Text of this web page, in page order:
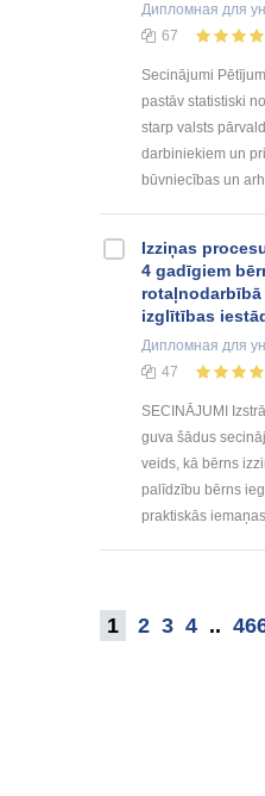
Дипломная для
67
Secinājumi
pastāv statistiski
starp valsts
darbiniekiem un
būvniecības un
Izziņas
4 gadīgiem
izglītības
Дипломная для
47
SECINĀJUMI
guva šādus
veids, kā bērns
palīdzību bērns
praktiskās iemaņas
1 2 3 4 ..